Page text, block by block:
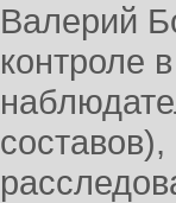
Валерий
контроле